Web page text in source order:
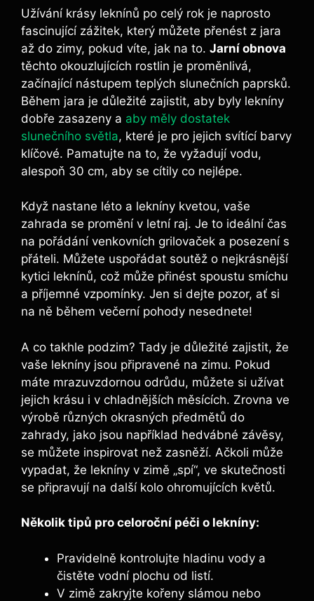
Užívání krásy leknínů po celý rok je naprosto
fascinující zážitek, který můžete přenést z jara
až do zimy, pokud víte, jak na to. Jarní obnova
těchto okouzlujících rostlin je proměnlivá,
začínající nástupem teplých slunečních paprsků.
Během jara je důležité zajistit, aby byly lekníny
dobře zasazeny a aby měly dostatek
slunečního světla, které je pro jejich svítící barvy
klíčové. Pamatujte na to, že vyžadují vodu,
alespoň 30 cm, aby se cítily co nejlépe.
Když nastane léto a lekníny kvetou, vaše
zahrada se promění v letní raj. Je to ideální čas
na pořádání venkovních grilovaček a posezení s
přáteli. Můžete uspořádat soutěž o nejkrásnější
kytici leknínů, což může přinést spoustu smíchu
a příjemné vzpomínky. Jen si dejte pozor, ať si
na ně během večerní pohody nesednete!
A co takhle podzim? Tady je důležité zajistit, že
vaše lekníny jsou připravené na zimu. Pokud
máte mrazuvzdornou odrůdu, můžete si užívat
jejich krásu i v chladnějších měsících. Zrovna ve
výrobě různých okrasných předmětů do
zahrady, jako jsou například hedvábné závěsy,
se můžete inspirovat než zasněží. Ačkoli může
vypadat, že lekníny v zimě „spí“, ve skutečnosti
se připravují na další kolo ohromujících květů.
Několik tipů pro celoroční péči o lekníny:
Pravidelně kontrolujte hladinu vody a
čistěte vodní plochu od listí.
V zimě zakryjte kořeny slámou nebo